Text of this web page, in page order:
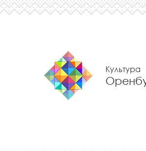
Культура